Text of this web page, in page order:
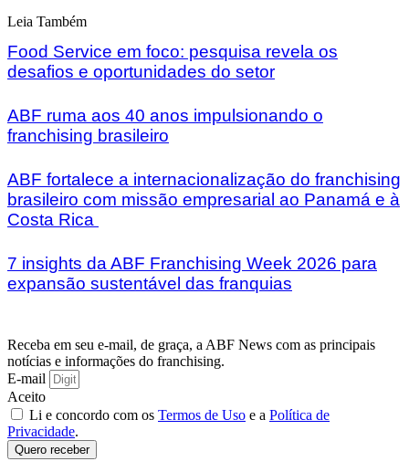
Leia Também
Food Service em foco: pesquisa revela os
desafios e oportunidades do setor
ABF ruma aos 40 anos impulsionando o
franchising brasileiro
ABF fortalece a internacionalização do franchising
brasileiro com missão empresarial ao Panamá e à
Costa Rica
7 insights da ABF Franchising Week 2026 para
expansão sustentável das franquias
Receba em seu e-mail, de graça, a ABF News com as principais
notícias e informações do franchising.
E-mail
Aceito
Li e concordo com os Termos de Uso e a Política de
Privacidade.
Quero receber